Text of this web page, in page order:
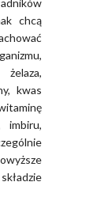
chcą
kwas
imbiru,